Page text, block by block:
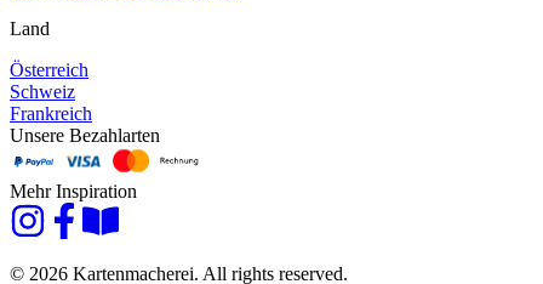
Land
Österreich
Schweiz
Frankreich
Unsere Bezahlarten
Mehr Inspiration
© 2026 Kartenmacherei. All rights reserved.